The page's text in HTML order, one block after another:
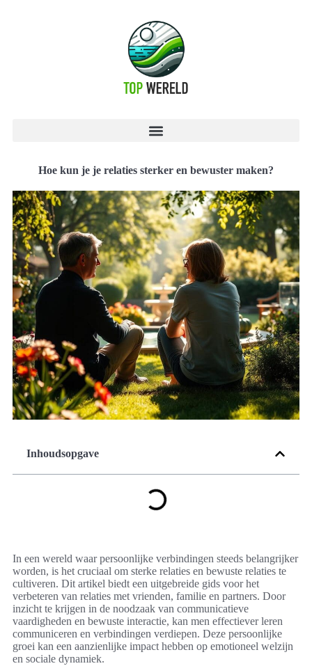
Hoe kun je je relaties sterker en bewuster maken?
Inhoudsopgave
In een wereld waar persoonlijke verbindingen steeds belangrijker
worden, is het cruciaal om sterke relaties en bewuste relaties te
cultiveren. Dit artikel biedt een uitgebreide gids voor het
verbeteren van relaties met vrienden, familie en partners. Door
inzicht te krijgen in de noodzaak van communicatieve
vaardigheden en bewuste interactie, kan men effectiever leren
communiceren en verbindingen verdiepen. Deze persoonlijke
groei kan een aanzienlijke impact hebben op emotioneel welzijn
en sociale dynamiek.